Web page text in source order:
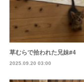
草むらで拾われた兄妹#4
2025.09.20 03:00